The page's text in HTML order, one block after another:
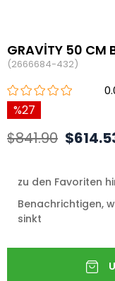
GRAVİTY 50 CM
(2666684-432)
27
$841.90
zu den Favoriten
Benachrichtigen,
sinkt